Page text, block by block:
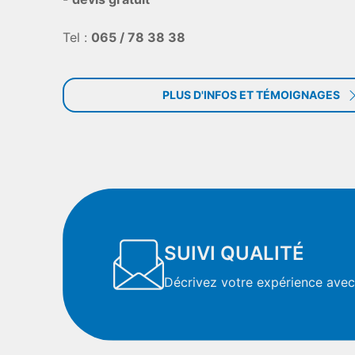
Tel : 065 / 78 38 38
PLUS D'INFOS ET TÉMOIGNAGES
SUIVI QUALITÉ
Décrivez votre expérience